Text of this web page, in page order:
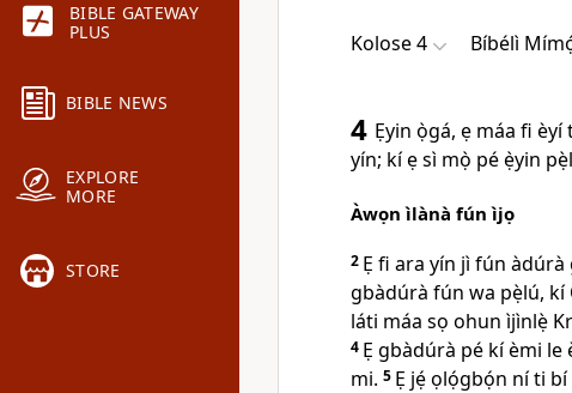
BIBLE GATEWAY
PLUS
BIBLE NEWS
EXPLORE
MORE
STORE
Kolose 4 Bíbélì
4 Ẹyin ọ̀gá, ẹ máa fi
yín; kí ẹ sì mọ̀ pé ẹ̀yin
Àwọn ìlànà fún ìjọ
2 Ẹ fi ara yín jì fún
gbàdúrà fún wa pẹ̀lú,
láti máa sọ ohun ìjìnlẹ̀
4 Ẹ gbàdúrà pé kí èmi
mi. 5 Ẹ jẹ́ ọlọ́gbọ́n ní ti